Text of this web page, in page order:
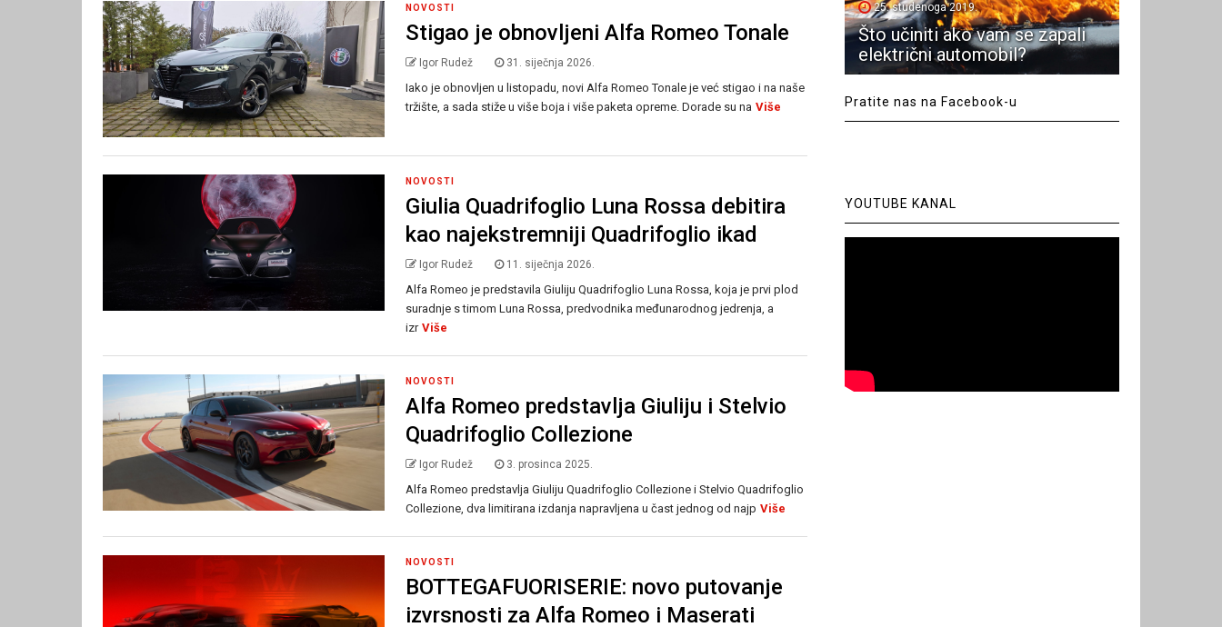
NOVOSTI
Stigao je obnovljeni Alfa Romeo Tonale
Igor Rudež 31. siječnja 2026.
Iako je obnovljen u listopadu, novi Alfa Romeo Tonale je već stigao i na naše
tržište, a sada stiže u više boja i više paketa opreme. Dorade su na Više
NOVOSTI
Giulia Quadrifoglio Luna Rossa debitira
kao najekstremniji Quadrifoglio ikad
Igor Rudež 11. siječnja 2026.
Alfa Romeo je predstavila Giuliju Quadrifoglio Luna Rossa, koja je prvi plod
suradnje s timom Luna Rossa, predvodnika međunarodnog jedrenja, a
izr Više
NOVOSTI
Alfa Romeo predstavlja Giuliju i Stelvio
Quadrifoglio Collezione
Igor Rudež 3. prosinca 2025.
Alfa Romeo predstavlja Giuliju Quadrifoglio Collezione i Stelvio Quadrifoglio
Collezione, dva limitirana izdanja napravljena u čast jednog od najp Više
NOVOSTI
BOTTEGAFUORISERIE: novo putovanje
izvrsnosti za Alfa Romeo i Maserati
25. studenoga 2019.
Što učiniti ako vam se zapali
električni automobil?
Pratite nas na Facebook-u
YOUTUBE KANAL